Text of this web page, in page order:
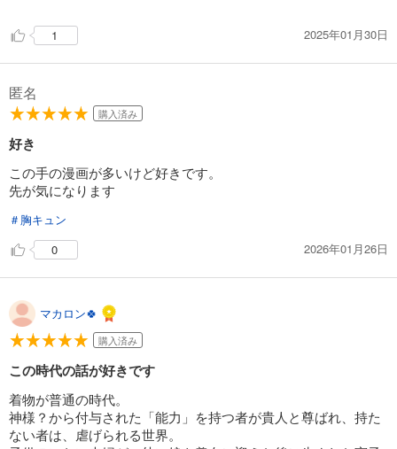
試し読み
東郷家へ嫁いだ話 19
あらすじを表示する
東郷家へ嫁いだ話 21
1 2025年01月30日
匿名
購入済み
好き
この手の漫画が多いけど好きです。
先が気になります
＃胸キュン
0
2026年01月26日
マカロン🍀
購入済み
この時代の話が好きです
着物が普通の時代。
神様？から付与された「能力」を持つ者が貴人と尊ばれ、持た
ない者は、虐げられる世界。